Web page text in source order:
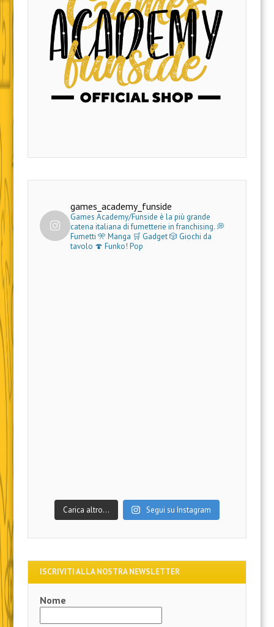
games_academy_funside
Games Academy/Funside è la più grande
catena italiana di fumetterie in franchising.💭
Fumetti 🎌 Manga 🛒 Gadget🎲 Giochi da
tavolo 🍄 Funko! Pop
Carica altro… Segui su Instagram
ISCRIVITI ALLA NOSTRA NEWSLETTER
Nome